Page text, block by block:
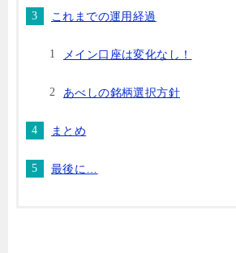
これまでの運用経過
メイン口座は変化なし！
あべしの銘柄選択方針
まとめ
最後に…